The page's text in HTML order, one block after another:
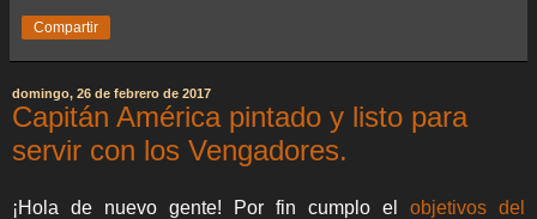
Compartir
domingo, 26 de febrero de 2017
Capitán América pintado y listo para
servir con los Vengadores.
¡Hola de nuevo gente! Por fin cumplo el objetivos del